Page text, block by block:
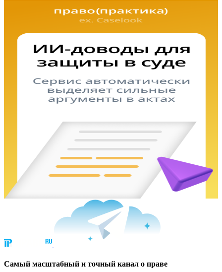
Cамый масштабный и точный канал о праве